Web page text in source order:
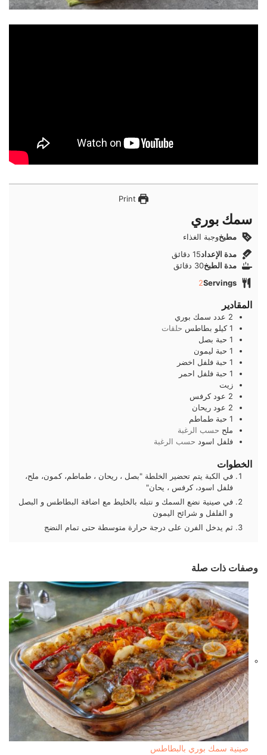
Print
سمك بوري
مطبخوجبة الغذاء
مدة الإعداد15دقائق
دقائق
مدة الطبخ30 دقائق
دقائق
Servings
2
المقادير
2 عدد سمك بوري
1 كيلو بطاطس حلقات
1 حبة بصل
1 حبة ليمون
1 حبة فلفل اخضر
1 حبة فلفل احمر
زيت
2 عودكرفس
2 عود ريحان
1 حبة طماطم
ملح حسب الرغبة
فلفل اسود حسب الرغبة
الخطوات
في الكبة يتم تحضير الخلطة "بصل ، ريحان ، طماطم، كمون، ملح،
فلفل اسود، كرفس ، يحان"
في صينية نضع السمك و نتبله بالخليط مع اضافة البطاطس و البصل
و الفلفل و شرائح اليمون
ثم يدخل الفرن على درجة حرارة متوسطة حتى تمام النضج
وصفات ذات صلة
صينية سمك بوري بالبطاطس